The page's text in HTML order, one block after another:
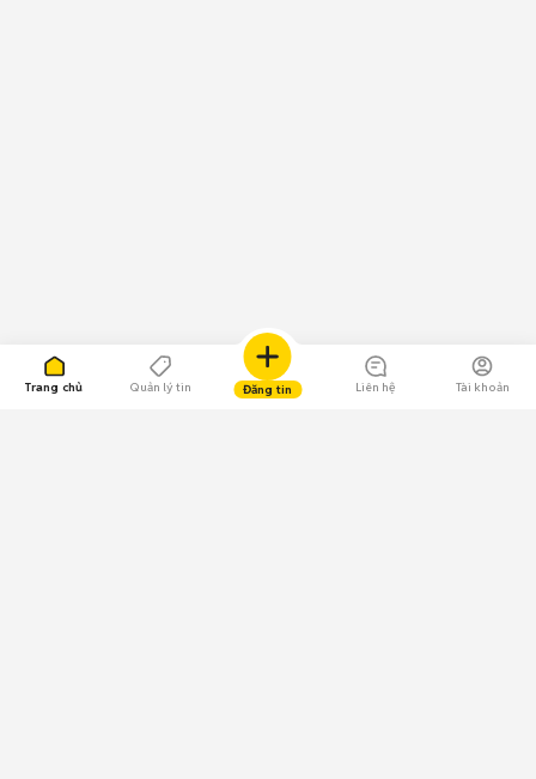
Trang chủ Quản lý tin Đăng tin Liên hệ Tài khoản